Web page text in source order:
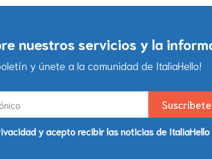
nuestros servicios y la
y únete a la comunidad de ItaliaHello!
y acepto recibir las noticias de ItaliaHello